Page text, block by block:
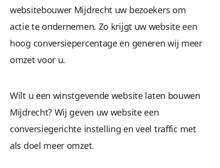
websitebouwer Mijdrecht uw bezoekers om
actie te ondernemen. Zo krijgt uw website een
hoog conversiepercentage en generen wij meer
omzet voor u.
Wilt u een winstgevende website laten bouwen
Mijdrecht? Wij geven uw website een
conversiegerichte instelling en veel traffic met
als doel meer omzet.